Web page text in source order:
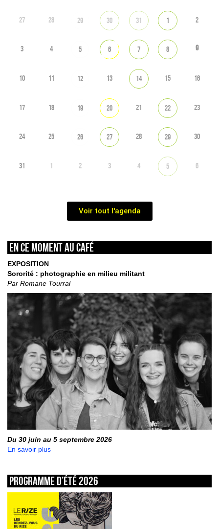
27 28 29 30 31 1 2
3 4 5 6 7 8 9
10 11 12 13 14 15 16
17 18 19 20 21 22 23
24 25 26 27 28 29 30
31 1 2 3 4 5 6
Voir tout l'agenda
En ce moment au café
EXPOSITION
Sororité : photographie en milieu militant
Par Romane Tourral
Du 30 juin au 5 septembre 2026
En savoir plus
Programme d’été 2026